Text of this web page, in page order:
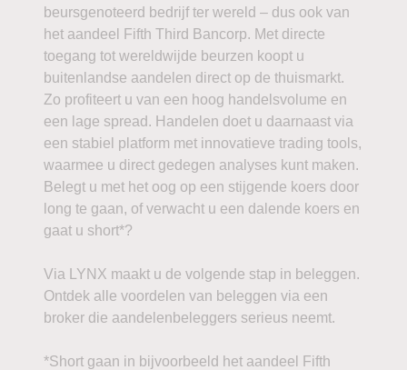
beursgenoteerd bedrijf ter wereld – dus ook van
het aandeel Fifth Third Bancorp. Met directe
toegang tot wereldwijde beurzen koopt u
buitenlandse aandelen direct op de thuismarkt.
Zo profiteert u van een hoog handelsvolume en
een lage spread. Handelen doet u daarnaast via
een stabiel platform met innovatieve trading tools,
waarmee u direct gedegen analyses kunt maken.
Belegt u met het oog op een stijgende koers door
long te gaan, of verwacht u een dalende koers en
gaat u short*?
Via LYNX maakt u de volgende stap in beleggen.
Ontdek alle voordelen van beleggen via een
broker die aandelenbeleggers serieus neemt.
*Short gaan in bijvoorbeeld het aandeel Fifth